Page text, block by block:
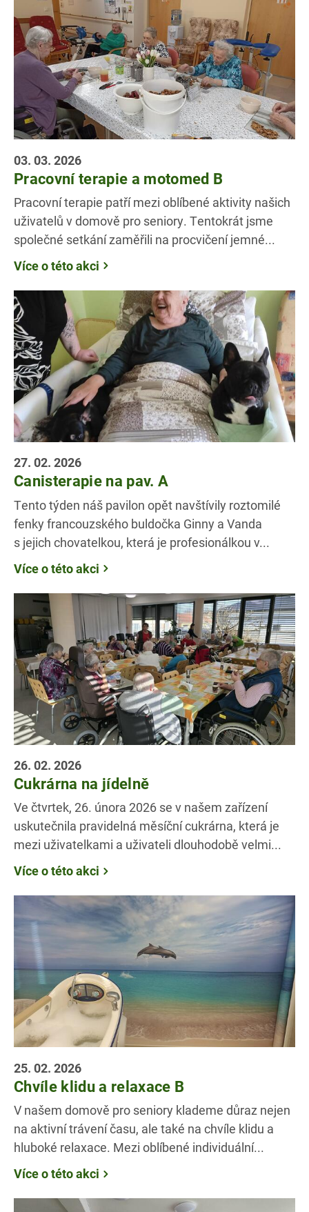
03. 03. 2026
Pracovní terapie a motomed B
Pracovní terapie patří mezi oblíbené aktivity našich
uživatelů v domově pro seniory. Tentokrát jsme
společné setkání zaměřili na procvičení jemné...
Více o této akci
27. 02. 2026
Canisterapie na pav. A
Tento týden náš pavilon opět navštívily roztomilé
fenky francouzského buldočka Ginny a Vanda
s jejich chovatelkou, která je profesionálkou v...
Více o této akci
26. 02. 2026
Cukrárna na jídelně
Ve čtvrtek, 26. února 2026 se v našem zařízení
uskutečnila pravidelná měsíční cukrárna, která je
mezi uživatelkami a uživateli dlouhodobě velmi...
Více o této akci
25. 02. 2026
Chvíle klidu a relaxace B
V našem domově pro seniory klademe důraz nejen
na aktivní trávení času, ale také na chvíle klidu a
hluboké relaxace. Mezi oblíbené individuální...
Více o této akci